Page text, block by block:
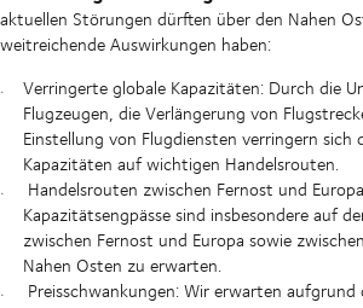
aktuellen Störungen dürften über den Nahen
weitreichende Auswirkungen haben:
Verringerte globale Kapazitäten: Durch die
Flugzeugen, die Verlängerung von
Einstellung von Flugdiensten verringern sich
Kapazitäten auf wichtigen Handelsrouten.
Handelsrouten zwischen Fernost und
Kapazitätsengpässe sind insbesondere auf
zwischen Fernost und Europa sowie
Nahen Osten zu erwarten.
Preisschwankungen: Wir erwarten aufgrund